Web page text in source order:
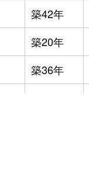
築42年
築20年
築36年